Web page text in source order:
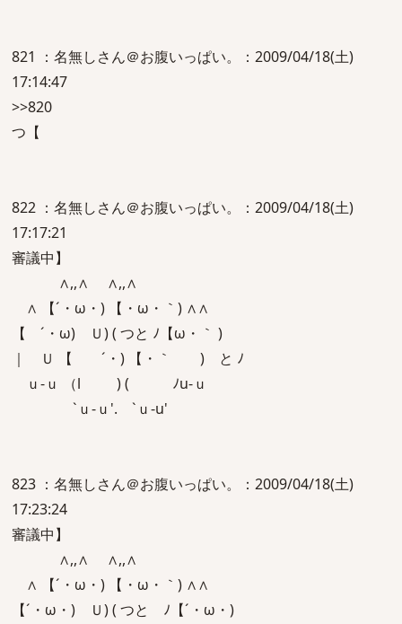
821 ：名無しさん＠お腹いっぱい。：2009/04/18(土)
17:14:47
>>820
つ【
822 ：名無しさん＠お腹いっぱい。：2009/04/18(土)
17:17:21
審議中】
∧,,∧ ∧,,∧
∧ 【´・ω・) 【・ω・｀) ∧∧
【 ´・ω) Ｕ) ( つと ﾉ【ω・｀ )
｜ Ｕ 【 ´・) 【・｀ ) と ﾉ
ｕ-ｕ （l ) ( ﾉu-ｕ
`ｕ-ｕ'. `ｕ-u'
823 ：名無しさん＠お腹いっぱい。：2009/04/18(土)
17:23:24
審議中】
∧,,∧ ∧,,∧
∧ 【´・ω・) 【・ω・｀) ∧∧
【´・ω・) Ｕ) ( つと ﾉ【´・ω・)